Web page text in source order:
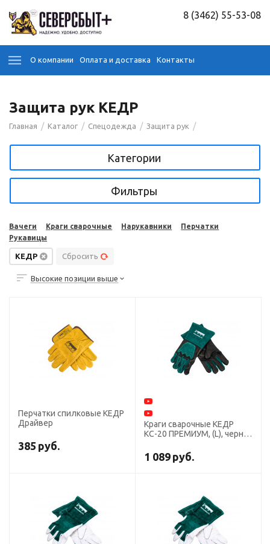
8 (3462) 55-53-08
О компании Оплата и доставка Контакты
Защита рук КЕДР
Главная / Каталог / Спецодежда / Защита рук /
Категории
Фильтры
Вачеги Краги сварочные Нарукавники
Перчатки
Рукавицы
КЕДР Сбросить
Высокие позиции выше
Перчатки спилковые КЕДР
Драйвер
385 руб.
Краги сварочные КЕДР
КС-20 ПРЕМИУМ, (L), черно-
1 089 руб.